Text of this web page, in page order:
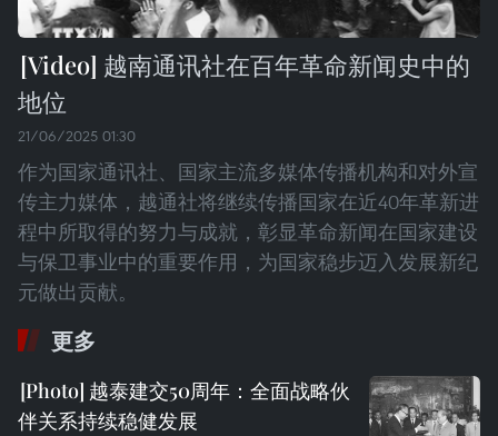
越南通讯社在百年革命新闻史中的
地位
21/06/2025 01:30
作为国家通讯社、国家主流多媒体传播机构和对外宣
传主力媒体，越通社将继续传播国家在近40年革新进
程中所取得的努力与成就，彰显革命新闻在国家建设
与保卫事业中的重要作用，为国家稳步迈入发展新纪
元做出贡献。
更多
越泰建交50周年：全面战略伙
伴关系持续稳健发展